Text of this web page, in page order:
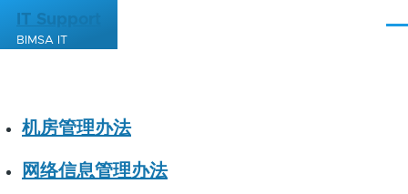
跳转到主要内容
IT Support
BIMSA IT
机房管理办法
网络信息管理办法